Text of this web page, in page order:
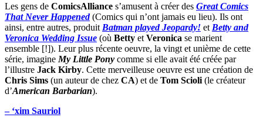
Les gens de ComicsAlliance s’amusent à créer des Great Comics
That Never Happened (Comics qui n’ont jamais eu lieu). Ils ont
ainsi, entre autres, produit Batman played Jeopardy! et Betty and
Veronica Wedding Issue (où Betty et Veronica se marient
ensemble [!]). Leur plus récente oeuvre, la vingt et unième de cette
série, imagine My Little Pony comme si elle avait été créée par
l’illustre Jack Kirby. Cette merveilleuse oeuvre est une création de
Chris Sims (un auteur de chez CA) et de Tom Scioli (le créateur
d’American Barbarian).
– ‘xim Sauriol